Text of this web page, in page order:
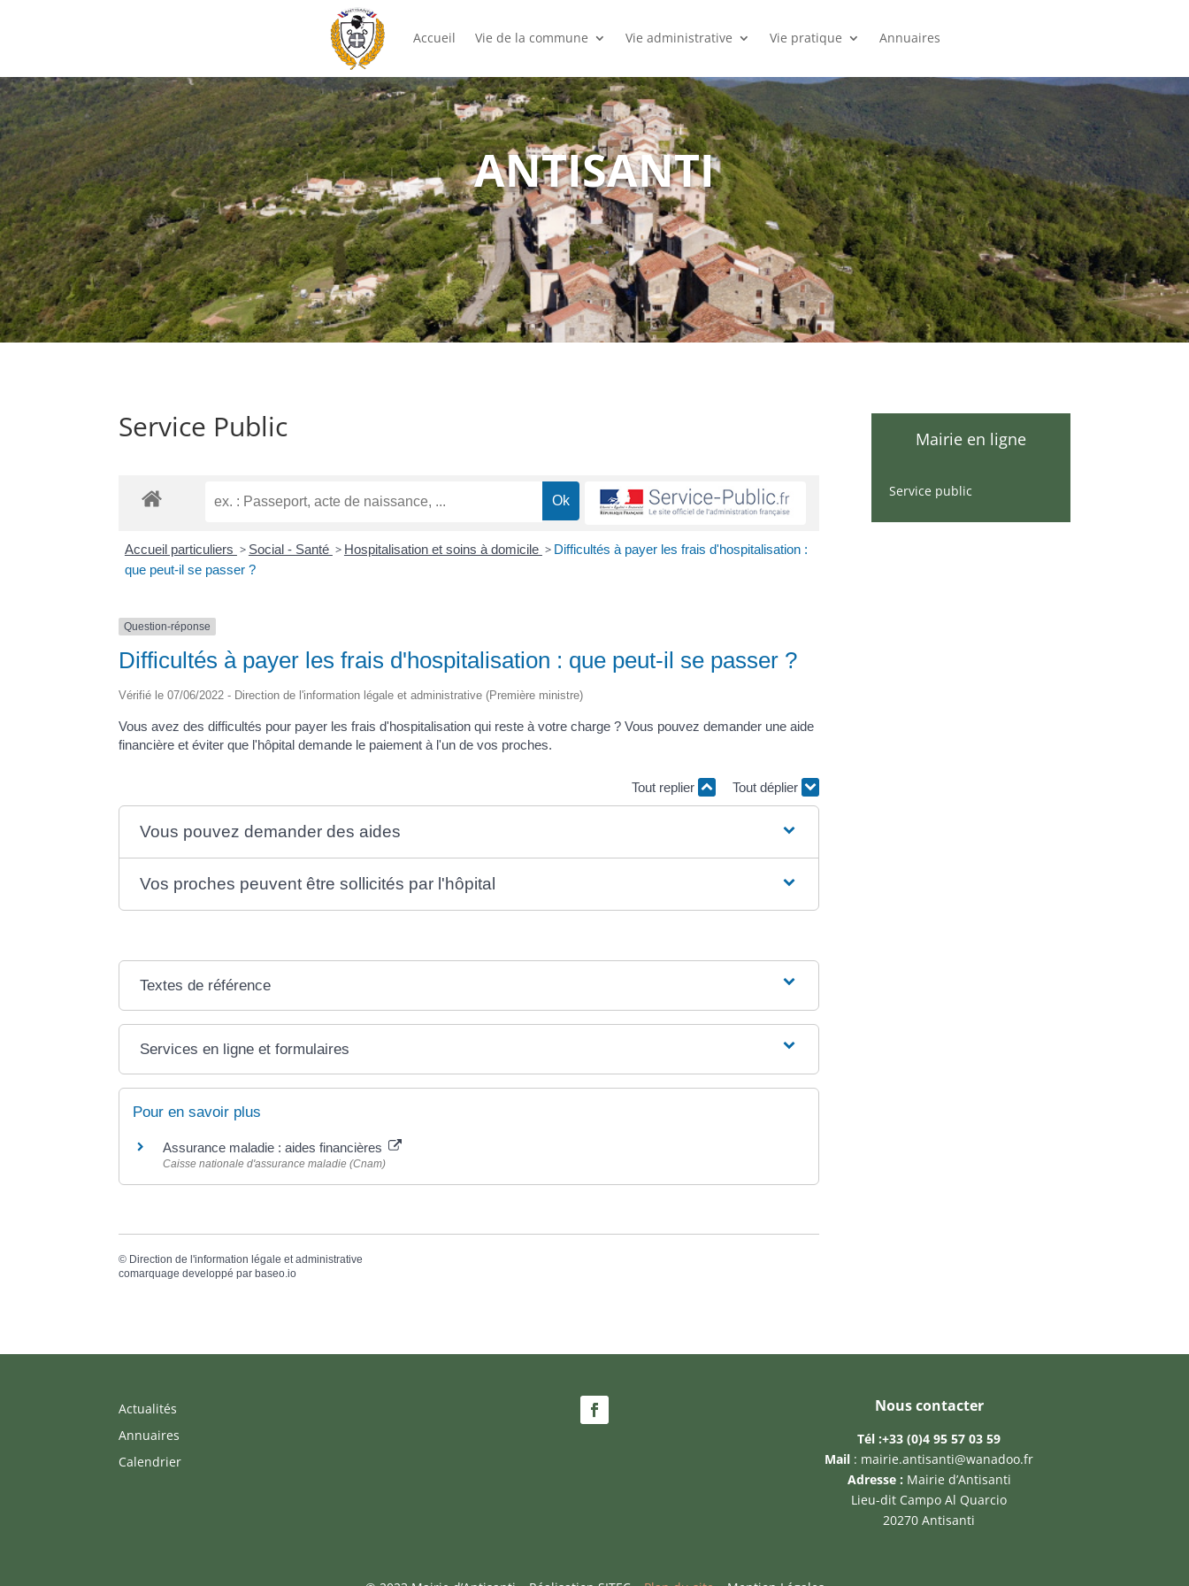
Accueil Vie de la commune Vie administrative Vie pratique Annuaires
ANTISANTI
Service Public
Accueil particuliers > Social - Santé > Hospitalisation et soins à domicile > Difficultés à payer les frais d'hospitalisation :
que peut-il se passer ?
Question-réponse
Difficultés à payer les frais d'hospitalisation : que peut-il se passer ?
Vérifié le 07/06/2022 - Direction de l'information légale et administrative (Première ministre)
Vous avez des difficultés pour payer les frais d'hospitalisation qui reste à votre charge ? Vous pouvez demander une aide
financière et éviter que l'hôpital demande le paiement à l'un de vos proches.
Tout replier Tout déplier
Vous pouvez demander des aides
Vos proches peuvent être sollicités par l'hôpital
Textes de référence
Services en ligne et formulaires
Pour en savoir plus
Assurance maladie : aides financières
Caisse nationale d'assurance maladie (Cnam)
© Direction de l'information légale et administrative
comarquage developpé parbaseo.io
Mairie en ligne
Service public
Actualités
Annuaires
Calendrier
Nous contacter
Tél :+33 (0)4 95 57 03 59
Mail : mairie.antisanti@wanadoo.fr
Adresse : Mairie d’Antisanti
Lieu-dit Campo Al Quarcio
20270 Antisanti